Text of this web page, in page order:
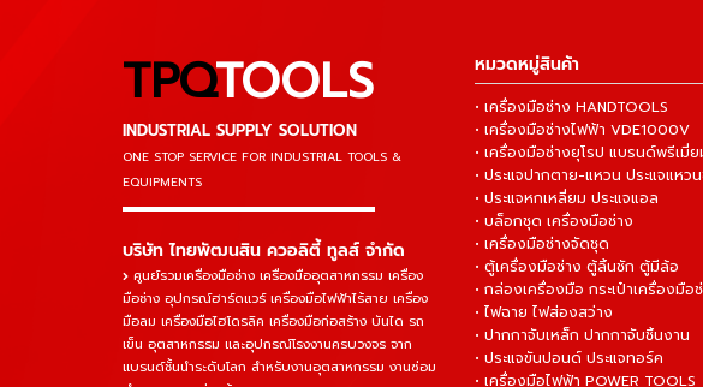
TPQTOOLS
INDUSTRIAL SUPPLY SOLUTION
ONE STOP SERVICE FOR INDUSTRIAL TOOLS &
EQUIPMENTS
▬▬▬▬▬▬▬▬▬▬▬▬▬▬▬
บริษัท ไทยพัฒนสิน ควอลิตี้ ทูลส์ จำกัด
ศูนย์รวมเครื่องมือช่าง เครื่องมืออุตสาหกรรม เครื่อง
มือช่าง อุปกรณ์ฮาร์ดแวร์ เครื่องมือไฟฟ้าไร้สาย เครื่อง
มือลม เครื่องมือไฮโดรลิค เครื่องมือก่อสร้าง บันได รถ
เข็น อุตสาหกรรม และอุปกรณ์โรงงานครบวงจร จาก
แบรนด์ชั้นนำระดับโลก สำหรับงานอุตสาหกรรม งานซ่อม
หมวดหมู่สินค้า
• เครื่องมือช่าง HANDTOOLS
• เครื่องมือช่างไฟฟ้า VDE1000V
• เครื่องมือช่างยุโรป แบรนด์พรีเมี่ย
• ประแจปากตาย-แหวน ประแจแหว
• ประแจหกเหลี่ยม ประแจแอล
• บล็อกชุด เครื่องมือช่าง
• เครื่องมือช่างจัดชุด
• ตู้เครื่องมือช่าง ตู้ลิ้นชัก ตู้มีล้อ
• กล่องเครื่องมือ กระเป๋าเครื่องมือ
• ไฟฉาย ไฟส่องสว่าง
• ปากกาจับเหล็ก ปากกาจับชิ้นงาน
• ประแจขันปอนด์ ประแจทอร์ค
• เครื่องมือไฟฟ้า POWER TOOLS